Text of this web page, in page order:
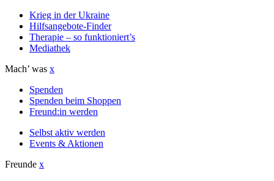
Krieg in der Ukraine
Hilfsangebote-Finder
Therapie – so funktioniert’s
Mediathek
Mach’ was x
Spenden
Spenden beim Shoppen
Freund:in werden
Selbst aktiv werden
Events & Aktionen
Freunde x